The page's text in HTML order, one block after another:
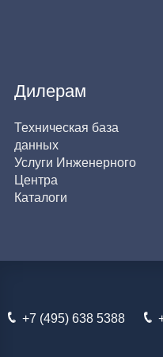
Дилерам
Техническая база
данных
Услуги Инженерного
Центра
Каталоги
+7 (495) 638 5388